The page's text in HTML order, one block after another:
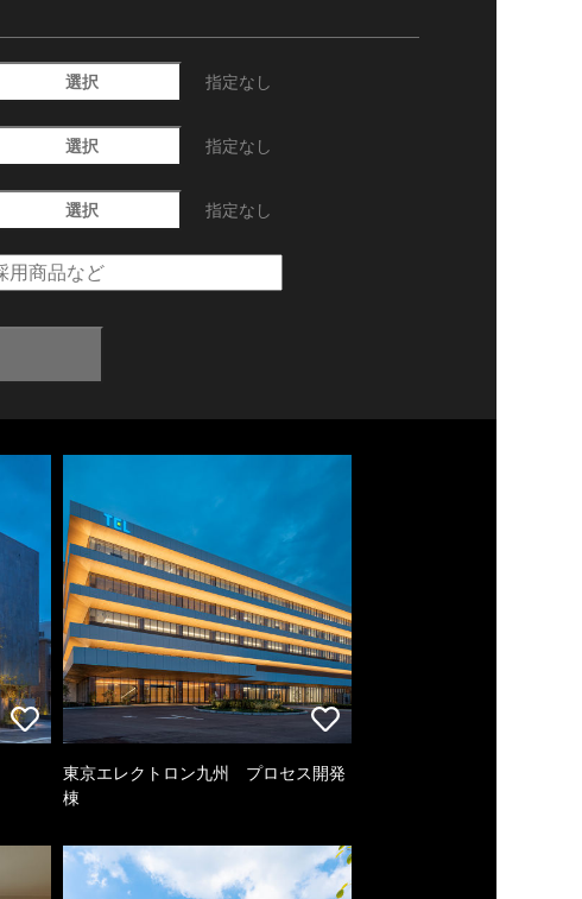
選択 指定なし
選択 指定なし
選択 指定なし
東京エレクトロン九州 プロセス開発
棟